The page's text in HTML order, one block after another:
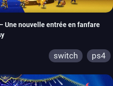
Une nouvelle entrée en fanfare
switch ps4